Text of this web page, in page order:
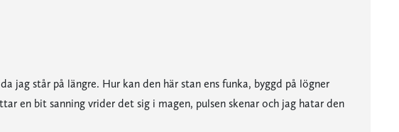
jag står på längre. Hur kan den här stan ens funka, byggd på lögner
en bit sanning vrider det sig i magen, pulsen skenar och jag hatar den